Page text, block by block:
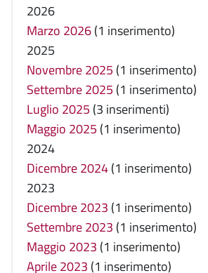
2026
Marzo 2026(1 inserimento)
2025
Novembre 2025 (1 inserimento)
Settembre 2025 (1 inserimento)
Luglio 2025 (3 inserimenti)
Maggio 2025 (1 inserimento)
2024
Dicembre 2024(1 inserimento)
2023
Dicembre 2023 (1 inserimento)
Settembre 2023 (1 inserimento)
Maggio 2023 (1 inserimento)
Aprile 2023 (1 inserimento)